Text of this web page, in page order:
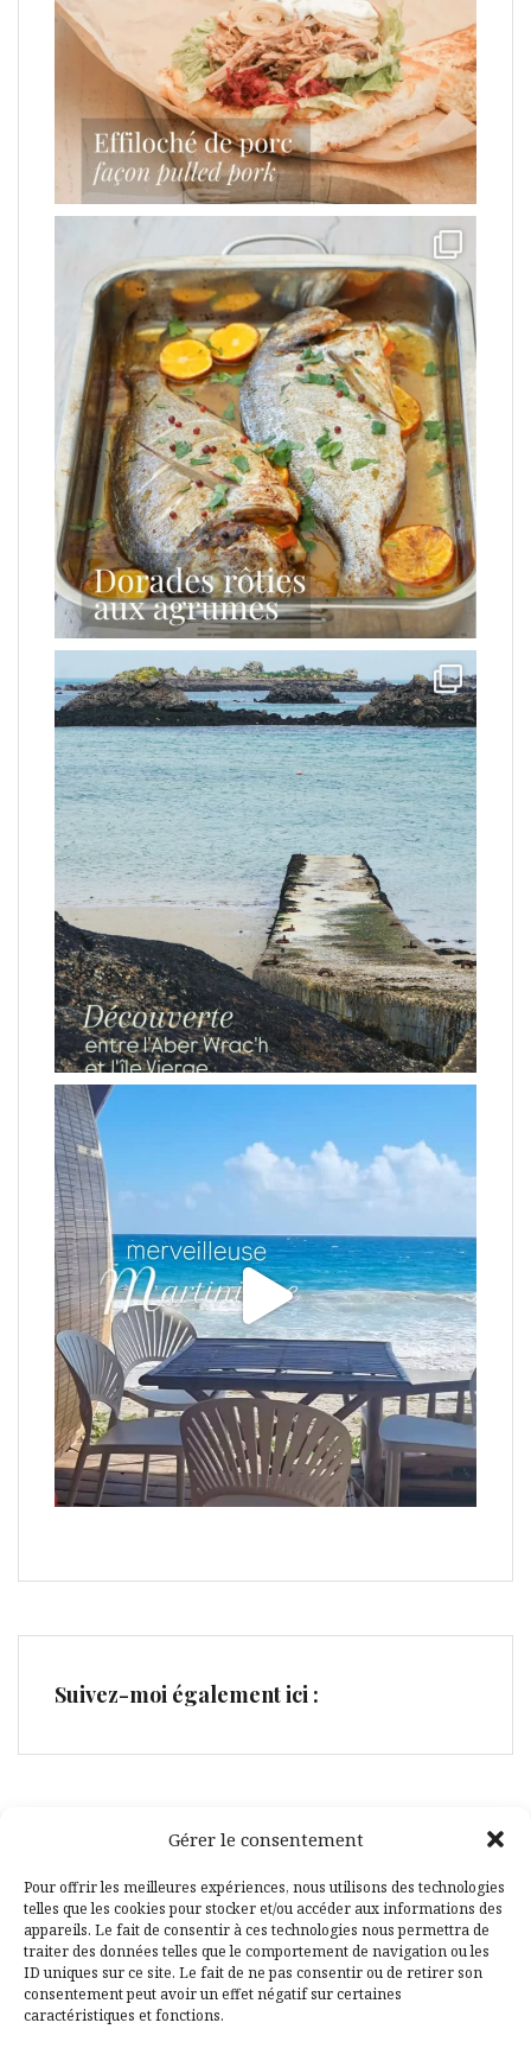
Gérer le consentement
Pour offrir les meilleures expériences, nous utilisons des technologies
telles que les cookies pour stocker et/ou accéder aux informations des
appareils. Le fait de consentir à ces technologies nous permettra de
traiter des données telles que le comportement de navigation ou les
ID uniques sur ce site. Le fait de ne pas consentir ou de retirer son
consentement peut avoir un effet négatif sur certaines
caractéristiques et fonctions.
Suivez-moi également ici :
Facebook
Pinterest